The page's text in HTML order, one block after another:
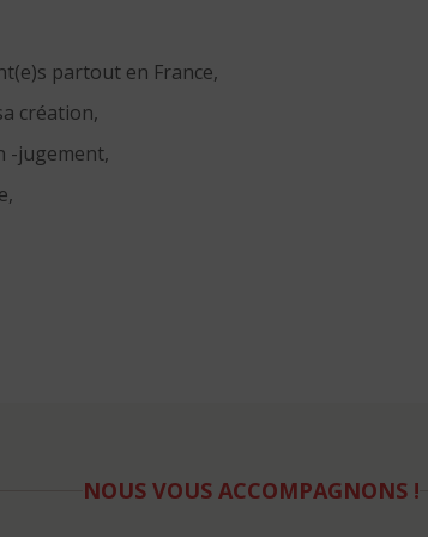
partout en France,
création,
-jugement,
NOUS VOUS ACCOMPAGNONS !